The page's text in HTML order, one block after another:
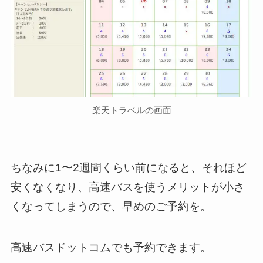
楽天トラベルの画面
ちなみに1〜2週間くらい前になると、それほど
安くなくなり、高速バスを使うメリットが小さ
くなってしまうので、早めのご予約を。
高速バスドットコムでも予約できます。